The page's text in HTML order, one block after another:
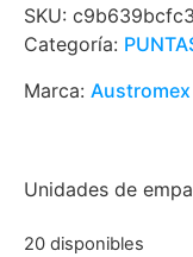
SKU:
Categoría:
Marca: Austromex
Unidades de
20 disponibles